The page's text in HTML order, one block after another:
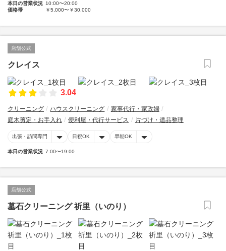
本日の営業状況 10:00〜20:00
価格帯
￥5,000〜￥30,000
店舗公式
クレイス
3.04
クリーニング ハウスクリーニング
家事代行・家政婦
庭木剪定・お手入れ
便利屋・代行サービス 片づけ・遺品整理
出張・訪問専門 日祝OK 早朝OK
本日の営業状況 7:00〜19:00
店舗公式
墓石クリーニング 祈里（いのり）